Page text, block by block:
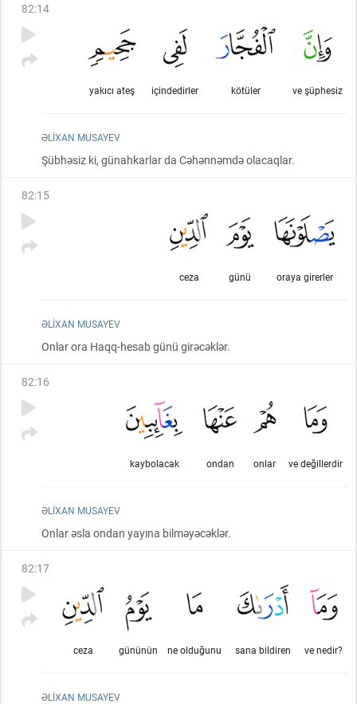
82:14
ve şüphesiz
kötüler
içindedirler
yakıcı ateş
ƏLIXAN MUSAYEV
Şübhəsiz ki, günahkarlar da Cəhənnəmdə olacaqlar.
82:15
oraya girerler
günü
ceza
ƏLIXAN MUSAYEV
Onlar ora Haqq-hesab günü girəcəklər.
82:16
ve değillerdir
onlar
ondan
kaybolacak
ƏLIXAN MUSAYEV
Onlar əsla ondan yayına bilməyəcəklər.
82:17
ve nedir?
sana bildiren
ne olduğunu
gününün
ceza
ƏLIXAN MUSAYEV